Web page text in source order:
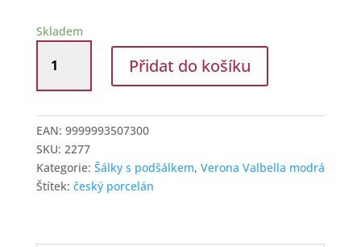
Skladem
Šálek
na
s
podšálkem
Verona
Valbella
Přidat do košíku
EAN: 9999993507300
SKU: 2277
Kategorie: Šálky s podšálkem, Verona Valbella modrá
Štítek: český porcelán